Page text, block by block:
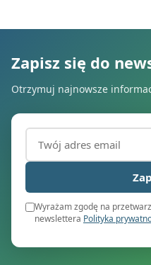
Zapisz się do
Otrzymuj najnowsze
Adres email (wymagany)
Wyrażam zgodę na
newslettera Polityka